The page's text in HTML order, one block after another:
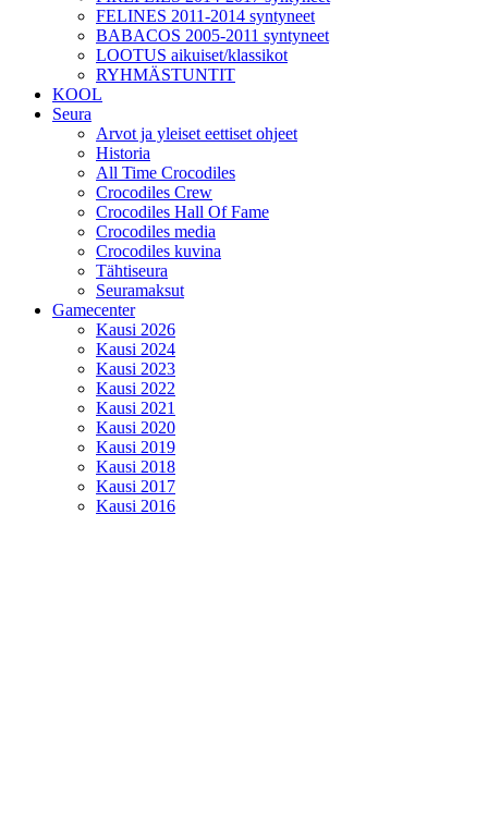
FELINES 2011-2014 syntyneet
BABACOS 2005-2011 syntyneet
LOOTUS aikuiset/klassikot
RYHMÄSTUNTIT
KOOL
Seura
Arvot ja yleiset eettiset ohjeet
Historia
All Time Crocodiles
Crocodiles Crew
Crocodiles Hall Of Fame
Crocodiles media
Crocodiles kuvina
Tähtiseura
Seuramaksut
Gamecenter
Kausi 2026
Kausi 2024
Kausi 2023
Kausi 2022
Kausi 2021
Kausi 2020
Kausi 2019
Kausi 2018
Kausi 2017
Kausi 2016